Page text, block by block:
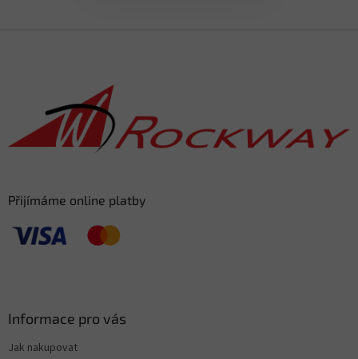
Přijímáme online platby
Informace pro vás
Jak nakupovat